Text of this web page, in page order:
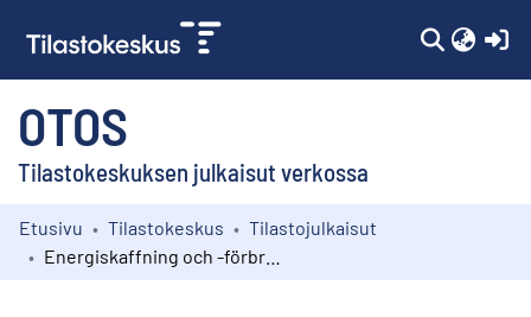
OTOS
Tilastokeskuksen julkaisut verkossa
Kokoelmat
Etusivu Tilastokeskus
Tilastojulkaisut